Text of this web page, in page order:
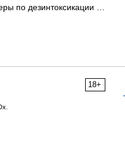
по дезинтоксикации …
18+